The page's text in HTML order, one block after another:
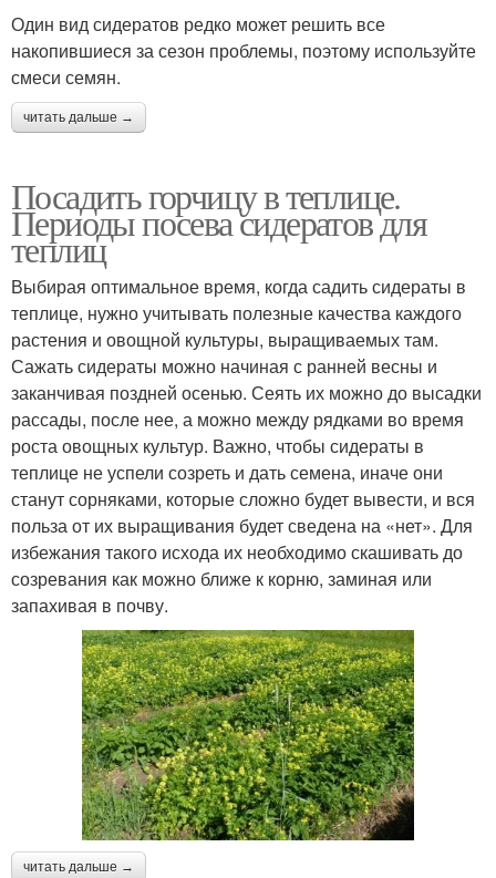
Один вид сидератов редко может решить все
накопившиеся за сезон проблемы, поэтому используйте
смеси семян.
читать дальше →
Посадить горчицу в теплице.
Периоды посева сидератов для
теплиц
Выбирая оптимальное время, когда садить сидераты в
теплице, нужно учитывать полезные качества каждого
растения и овощной культуры, выращиваемых там.
Сажать сидераты можно начиная с ранней весны и
заканчивая поздней осенью. Сеять их можно до высадки
рассады, после нее, а можно между рядками во время
роста овощных культур. Важно, чтобы сидераты в
теплице не успели созреть и дать семена, иначе они
станут сорняками, которые сложно будет вывести, и вся
польза от их выращивания будет сведена на «нет». Для
избежания такого исхода их необходимо скашивать до
созревания как можно ближе к корню, заминая или
запахивая в почву.
читать дальше →